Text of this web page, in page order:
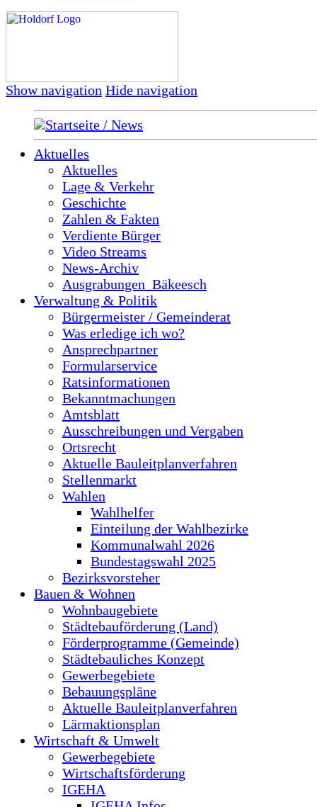
Show navigation Hide navigation
Startseite / News
Aktuelles
Aktuelles
Lage & Verkehr
Geschichte
Zahlen & Fakten
Verdiente Bürger
Video Streams
News-Archiv
Ausgrabungen_Bäkeesch
Verwaltung & Politik
Bürgermeister / Gemeinderat
Was erledige ich wo?
Ansprechpartner
Formularservice
Ratsinformationen
Bekanntmachungen
Amtsblatt
Ausschreibungen und Vergaben
Ortsrecht
Aktuelle Bauleitplanverfahren
Stellenmarkt
Wahlen
Wahlhelfer
Einteilung der Wahlbezirke
Kommunalwahl 2026
Bundestagswahl 2025
Bezirksvorsteher
Bauen & Wohnen
Wohnbaugebiete
Städtebauförderung (Land)
Förderprogramme (Gemeinde)
Städtebauliches Konzept
Gewerbegebiete
Bebauungspläne
Aktuelle Bauleitplanverfahren
Lärmaktionsplan
Wirtschaft & Umwelt
Gewerbegebiete
Wirtschaftsförderung
IGEHA